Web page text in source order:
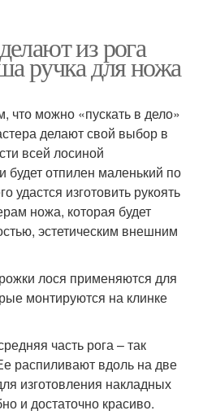
из рога
ручка для ножа
что можно «пускать в дело»
делают свой выбор в
всей лосиной
будет отпилен маленький по
удастся изготовить рукоять
ножа, которая будет
эстетическим внешним
лося применяются для
монтируются на клинке
часть рога – так
распиливают вдоль на две
изготовления накладных
и достаточно красиво.